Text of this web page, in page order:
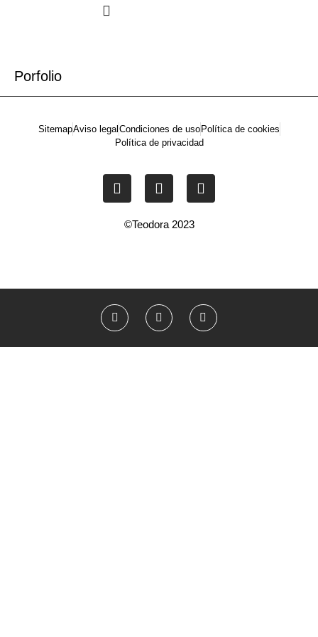
Porfolio
SitemapAviso legal Condiciones de uso Política de cookies
Política de privacidad
©Teodora 2023